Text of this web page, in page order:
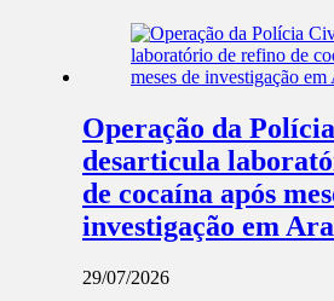
Operação da
desarticula
de cocaína após
investigação em
29/07/2026